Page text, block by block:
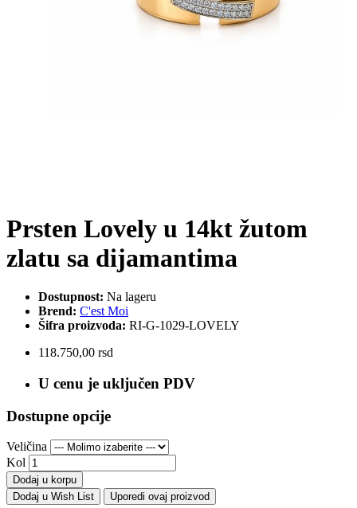
Prsten Lovely u 14kt žutom
zlatu sa dijamantima
Dostupnost: Na lageru
Brend: C'est Moi
Šifra proizvoda: RI-G-1029-LOVELY
118.750,00 rsd
U cenu je uključen PDV
Dostupne opcije
Veličina
Kol
Dodaj u korpu
Dodaj u Wish List
Uporedi ovaj proizvod